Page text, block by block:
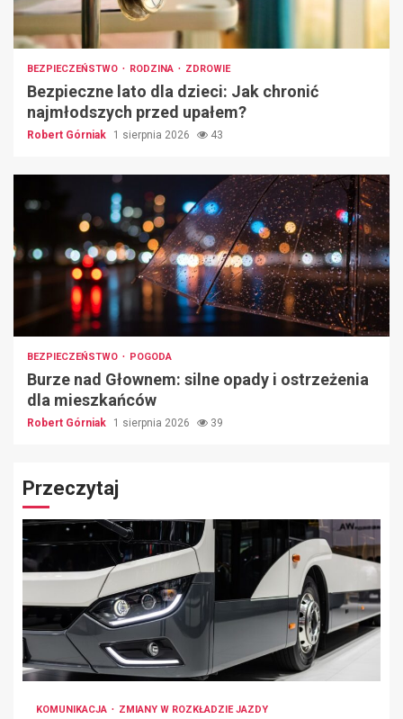
BEZPIECZEŃSTWO RODZINA ZDROWIE
Bezpieczne lato dla dzieci: Jak chronić
najmłodszych przed upałem?
Robert Górniak 1 sierpnia 2026 43
BEZPIECZEŃSTWO POGODA
Burze nad Głownem: silne opady i ostrzeżenia
dla mieszkańców
Robert Górniak 1 sierpnia 2026 39
Przeczytaj
KOMUNIKACJA ZMIANY W ROZKŁADZIE JAZDY